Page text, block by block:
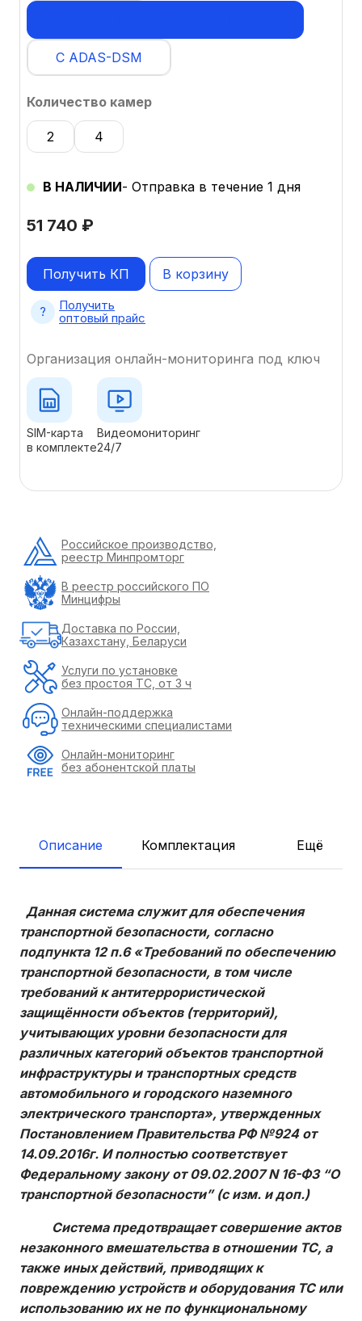
51 740 ₽
С ADAS-DSM
Количество камер
2 4
В НАЛИЧИИ- Отправка в течение 1 дня
В корзину
Получить КП
Получить
оптовый прайс
Организация онлайн-мониторинга под ключ
SIM-карта
в комплекте
Видеомониторинг
24/7
Описание Комплектация Ещё
Данная система служит для обеспечения
транспортной безопасности, согласно
подпункта 12 п.6 «Требований по обеспечению
транспортной безопасности, в том числе
требований к антитеррористической
защищённости объектов (территорий),
учитывающих уровни безопасности для
различных категорий объектов транспортной
инфраструктуры и транспортных средств
автомобильного и городского наземного
электрического транспорта», утвержденных
Постановлением Правительства РФ №924 от
14.09.2016г. И полностью соответствует
Федеральному закону от 09.02.2007 N 16-ФЗ “О
транспортной безопасности” (с изм. и доп.)
Система предотвращает совершение актов
незаконного вмешательства в отношении ТС, а
также иных действий, приводящих к
повреждению устройств и оборудования ТС или
использованию их не по функциональному
Российское производство,
реестр Минпромторг
В реестр российского ПО
Минцифры
Доставка по России,
Казахстану, Беларуси
Услуги по установке
без простоя ТС, от 3 ч
Онлайн-поддержка
техническими специалистами
Онлайн-мониторинг
без абонентской платы